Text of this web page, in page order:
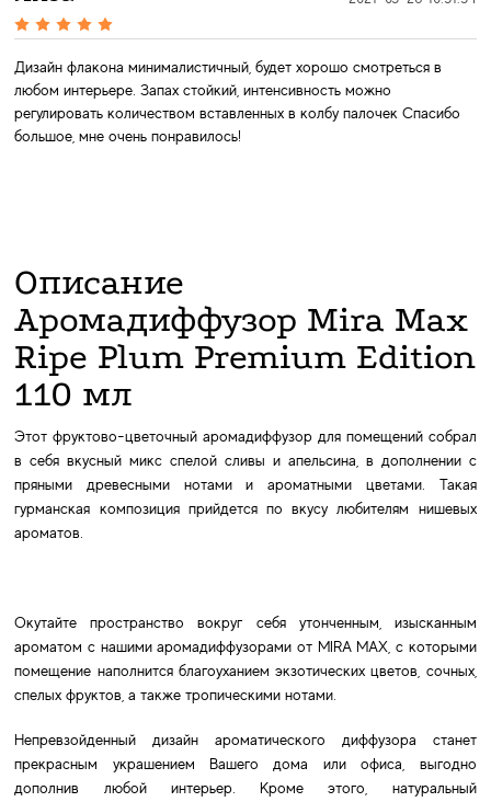
Дизайн флакона минималистичный, будет хорошо смотреться в
любом интерьере. Запах стойкий, интенсивность можно
регулировать количеством вставленных в колбу палочек Спасибо
большое, мне очень понравилось!
Описание
Аромадиффузор Mira Max
Ripe Plum Premium Edition
110 мл
Этот фруктово-цветочный аромадиффузор для помещений собрал
в себя вкусный микс спелой сливы и апельсина, в дополнении с
пряными древесными нотами и ароматными цветами. Такая
гурманская композиция прийдется по вкусу любителям нишевых
ароматов.
Окутайте пространство вокруг себя утонченным, изысканным
ароматом с нашими аромадиффузорами от MIRA MAX, с которыми
помещение наполнится благоуханием экзотических цветов, сочных,
спелых фруктов, а также тропическими нотами.
Непревзойденный дизайн ароматического диффузора станет
прекрасным украшением Вашего дома или офиса, выгодно
дополнив любой интерьер. Кроме этого, натуральный